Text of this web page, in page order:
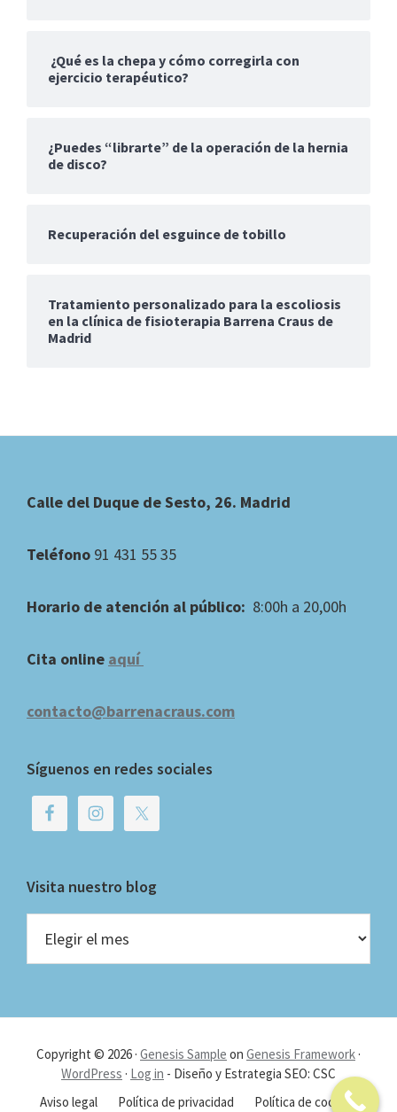
¿Qué es la chepa y cómo corregirla con
ejercicio terapéutico?
¿Puedes “librarte” de la operación de la hernia
de disco?
Recuperación del esguince de tobillo
Tratamiento personalizado para la escoliosis
en la clínica de fisioterapia Barrena Craus de
Madrid
Footer
Calle del Duque de Sesto, 26. Madrid
Teléfono 91 431 55 35
Horario de atención al público: 8:00h a 20,00h
Cita online aquí
contacto@barrenacraus.com
Síguenos en redes sociales
Visita nuestro blog
nuestro
Copyright © 2026 · Genesis Sample on Genesis Framework ·
WordPress · Log in - Diseño y Estrategia SEO: CSC
Aviso legal
Política de privacidad Política de cookies